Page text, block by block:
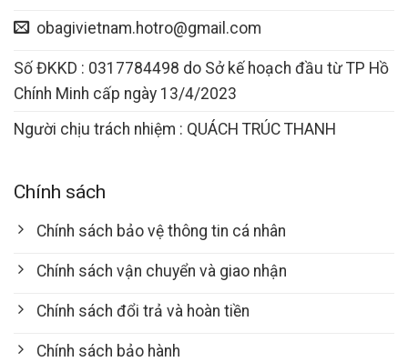
obagivietnam.hotro@gmail.com
Số ĐKKD : 0317784498 do Sở kế hoạch đầu từ TP Hồ
Chính Minh cấp ngày 13/4/2023
Người chịu trách nhiệm : QUÁCH TRÚC THANH
Chính sách
Chính sách bảo vệ thông tin cá nhân
Chính sách vận chuyển và giao nhận
Chính sách đổi trả và hoàn tiền
Chính sách bảo hành